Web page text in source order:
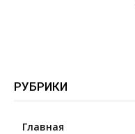
РУБРИКИ
Главная